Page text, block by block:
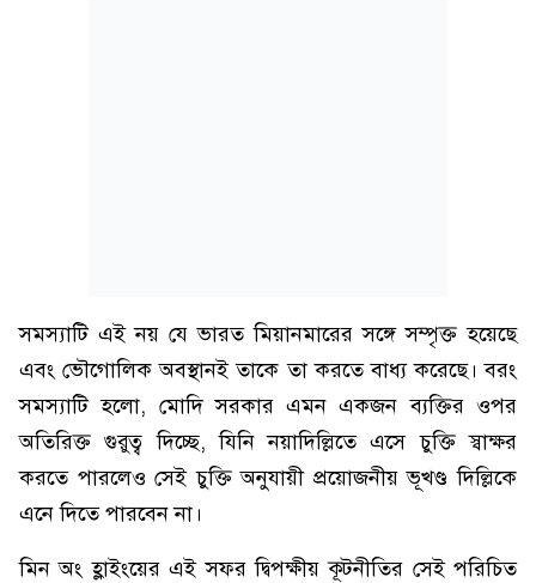
সমস্যাটি এই নয় যে ভারত মিয়ানমারের সঙ্গে সম্পৃক্ত হয়েছে
এবং ভৌগোলিক অবস্থানই তাকে তা করতে বাধ্য করেছে। বরং
সমস্যাটি হলো, মোদি সরকার এমন একজন ব্যক্তির ওপর
অতিরিক্ত গুরুত্ব দিচ্ছে, যিনি নয়াদিল্লিতে এসে চুক্তি স্বাক্ষর
করতে পারলেও সেই চুক্তি অনুযায়ী প্রয়োজনীয় ভূখণ্ড দিল্লিকে
এনে দিতে পারবেন না।
মিন অং হ্লাইংয়ের এই সফর দ্বিপক্ষীয় কূটনীতির সেই পরিচিত